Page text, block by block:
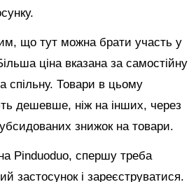
що тут можна брати участь у
ціна вказана за самостійну
спільну. Товари в цьому
дешевше, ніж на інших, через
знижок на товари.
Pinduoduo, спершу треба
застосунок і зареєструватися.